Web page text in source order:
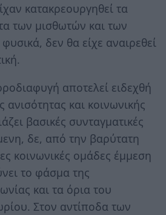
κατακρεουργηθεί τα
των μισθωτών και των
δεν θα είχε αναιρεθεί
αποτελεί ειδεχθή
και κοινωνικής
βασικές συνταγματικές
δε, από την βαρύτατη
κοινωνικές ομάδες έμμεση
το φάσμα της
και τα όρια του
Στον αντίποδα των